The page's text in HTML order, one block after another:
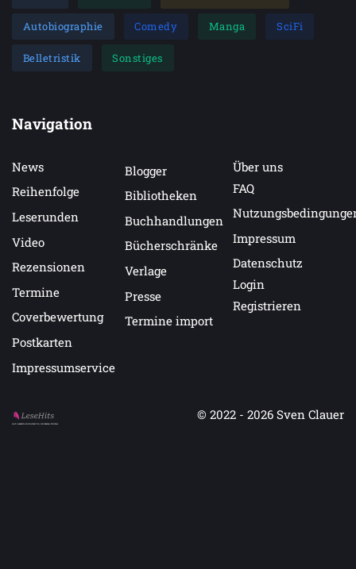
Autobiographie Comedy Manga SciFi
Belletristik Sonstiges
Navigation
News
Reihenfolge
Leserunden
Video
Rezensionen
Termine
Coverbewertung
Postkarten
Impressumservice
Blogger
Bibliotheken
Buchhandlungen
Bücherschränke
Verlage
Presse
Termine import
Über uns
FAQ
Impressum
Datenschutz
Login
Registrieren
Auf LeseHits.de findest Du die besten Bücher.
© 2022 - 2026 Sven Clauer